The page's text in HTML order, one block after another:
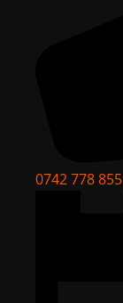
0742 778 855